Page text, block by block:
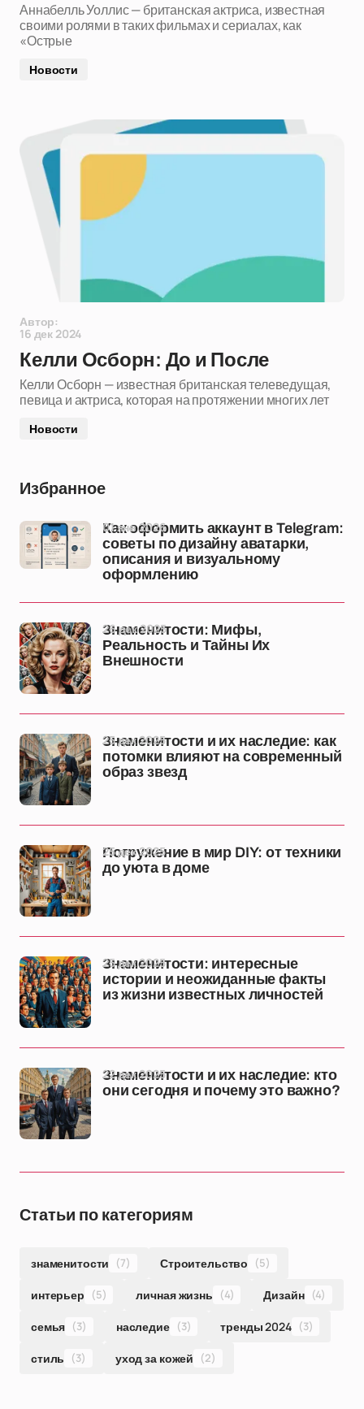
Аннабелль Уоллис — британская актриса, известная
своими ролями в таких фильмах и сериалах, как
«Острые
Новости
Автор:
16 дек 2024
Келли Осборн: До и После
Келли Осборн — известная британская телеведущая,
певица и актриса, которая на протяжении многих лет
Новости
Избранное
Как оформить аккаунт в Telegram:
советы по дизайну аватарки,
описания и визуальному
оформлению
01 янв 2026
Знаменитости: Мифы,
Реальность и Тайны Их
Внешности
26 дек 2025
Знаменитости и их наследие: как
потомки влияют на современный
образ звезд
25 дек 2025
Погружение в мир DIY: от техники
до уюта в доме
25 дек 2025
Знаменитости: интересные
истории и неожиданные факты
из жизни известных личностей
25 дек 2025
Знаменитости и их наследие: кто
они сегодня и почему это важно?
22 дек 2025
Статьи по категориям
знаменитости (7) Строительство (5)
интерьер (5) личная жизнь (4) Дизайн (4)
семья (3) наследие (3) тренды 2024 (3)
стиль (3) уход за кожей (2)